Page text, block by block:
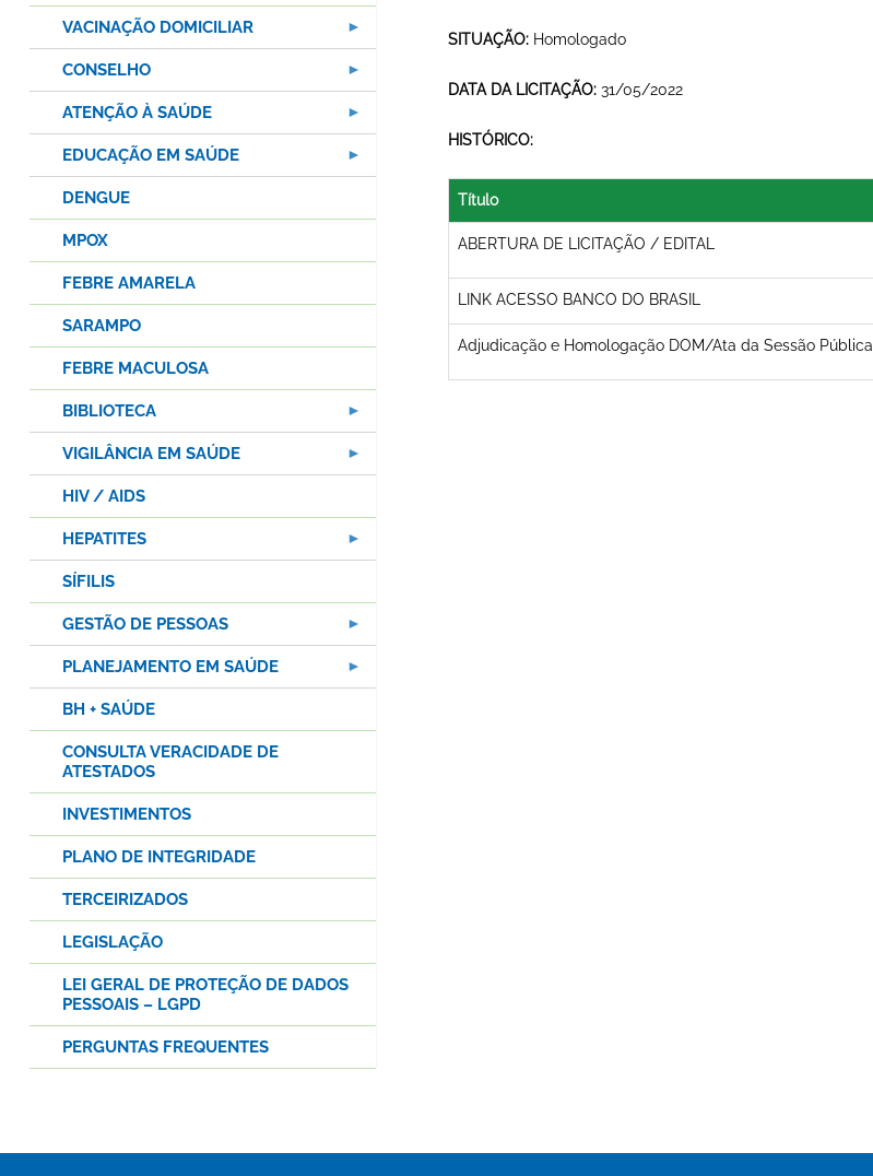
SITUAÇÃO: Homologado
DATA DA LICITAÇÃO: 31/05/2022
HISTÓRICO:
Título
ABERTURA DE LICITAÇÃO / EDITAL
LINK ACESSO BANCO DO BRASIL
Adjudicação e Homologação DOM/Ata da Sessão Pública
VACINAÇÃO DOMICILIAR
CONSELHO
ATENÇÃO À SAÚDE
EDUCAÇÃO EM SAÚDE
DENGUE
MPOX
FEBRE AMARELA
SARAMPO
FEBRE MACULOSA
BIBLIOTECA
VIGILÂNCIA EM SAÚDE
HIV / AIDS
HEPATITES
SÍFILIS
GESTÃO DE PESSOAS
PLANEJAMENTO EM SAÚDE
BH + SAÚDE
CONSULTA VERACIDADE DE
ATESTADOS
INVESTIMENTOS
PLANO DE INTEGRIDADE
TERCEIRIZADOS
LEGISLAÇÃO
LEI GERAL DE PROTEÇÃO DE DADOS
PESSOAIS – LGPD
PERGUNTAS FREQUENTES